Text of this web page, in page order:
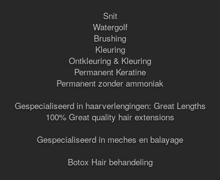
Snit
Watergolf
Brushing
Kleuring
Ontkleuring & Kleuring
Permanent Keratine
Permanent zonder ammoniak
Gespecialiseerd in haarverlengingen: Great Lengths
100% Great quality hair extensions
Gespecialiseerd in meches en balayage
Botox Hair behandeling